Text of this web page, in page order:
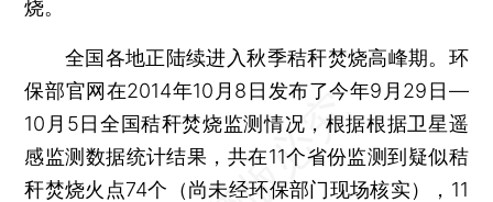
烧。
全国各地正陆续进入秋季秸秆焚烧高峰期。环
保部官网在2014年10月8日发布了今年9月29日—
10月5日全国秸秆焚烧监测情况，根据根据卫星遥
感监测数据统计结果，共在11个省份监测到疑似秸
秆焚烧火点74个（尚未经环保部门现场核实），11